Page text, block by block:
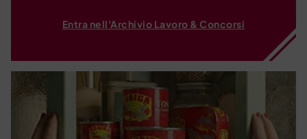
Entra nell'Archivio Lavoro & Concorsi